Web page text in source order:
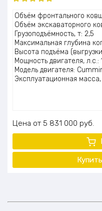
Оценка
5.00из 5
Объём фронтального
Объём экскаваторного
Грузоподъёмность, т: 2,5
Максимальная глубина
Высота подъёма
Мощность двигателя, л.с.:
Модель двигателя:
Эксплуатационная
Цена 5 831 000 руб.